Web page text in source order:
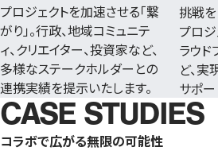
プロジェクトを加速させる「繋
がり」。⾏政、地域コミュニテ
ィ、クリエイター、投資家など、
多様なステークホルダーとの
連携実績を提⽰いたします。
挑戦を
プロジ
ラウド
ど、
サポー
CASE STUDIES
コラボで広がる無限の可能性